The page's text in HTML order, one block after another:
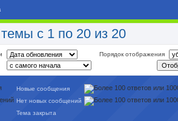
с 1 по 20 из 20
Порядок отображения
Новые сообщения
Нет новых сообщений
Тема закрыта